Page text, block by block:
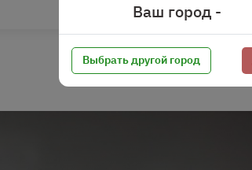
Ваш город -
Выбрать другой город